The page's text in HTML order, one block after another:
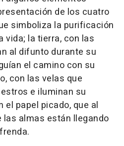
de los cuatro
simboliza la purificación
vida; la tierra, con las
al difunto durante su
el camino con su
con las velas que
e iluminan su
el papel picado, que al
las almas están llegando